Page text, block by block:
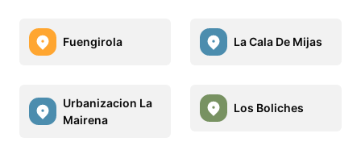
Fuengirola La Cala De Mijas
Urbanizacion La
Mairena
Los Boliches